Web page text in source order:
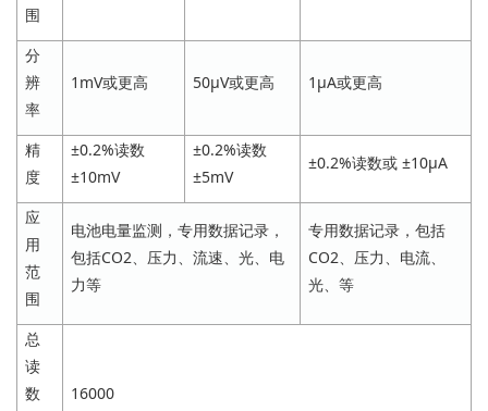
围
分
辨
率
1mV或更高 50μV或更高 1μA或更高
精
度
±0.2%读数
±10mV
±0.2%读数
±5mV
±0.2%读数或 ±10μA
应
用
范
围
电池电量监测，专用数据记录，
包括CO2、压力、流速、光、电
力等
专用数据记录，包括
CO2、压力、电流、
光、等
总
读
数
16000